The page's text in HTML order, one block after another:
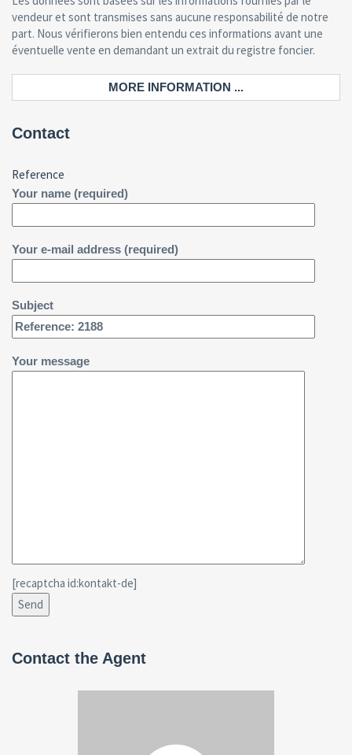
vendeur et sont transmises sans aucune responsabilité de notre
part. Nous vérifierons bien entendu ces informations avant une
éventuelle vente en demandant un extrait du registre foncier.
MORE INFORMATION ...
Contact
Reference
Your name (required)
Your e-mail address (required)
Subject
Your message
[recaptcha id:kontakt-de]
Contact the Agent